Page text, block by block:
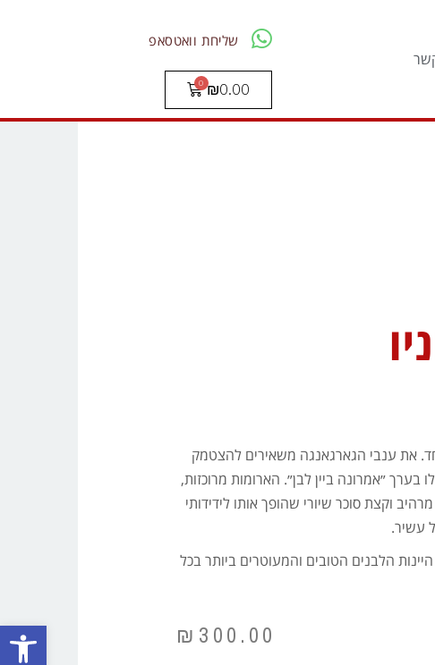
פתח
שליחת וואטסאפ
₪0.00
את ענבי הגארגאנגה משאירים להצטמק
״אמרונה ביין לבן״. הארומות מרוכזות,
וקצת סוכר שיורי שהופך אותו לידידותי
עשיר.
הלבנים הטובים והמעוטרים ביותר בכל
₪ 300.00